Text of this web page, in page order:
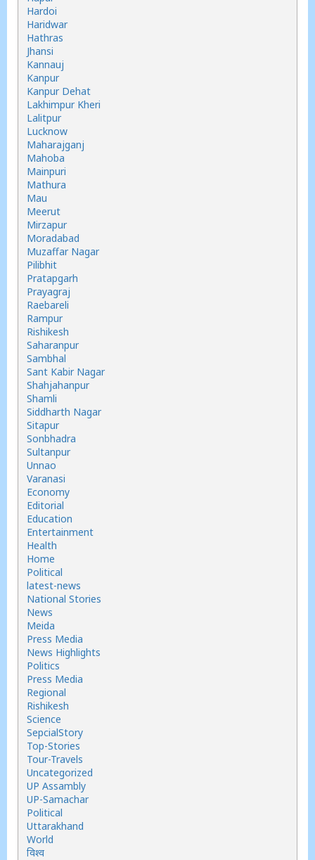
Hardoi
Haridwar
Hathras
Jhansi
Kannauj
Kanpur
Kanpur Dehat
Lakhimpur Kheri
Lalitpur
Lucknow
Maharajganj
Mahoba
Mainpuri
Mathura
Mau
Meerut
Mirzapur
Moradabad
Muzaffar Nagar
Pilibhit
Pratapgarh
Prayagraj
Raebareli
Rampur
Rishikesh
Saharanpur
Sambhal
Sant Kabir Nagar
Shahjahanpur
Shamli
Siddharth Nagar
Sitapur
Sonbhadra
Sultanpur
Unnao
Varanasi
Economy
Editorial
Education
Entertainment
Health
Home
Political
latest-news
National Stories
News
Meida
Press Media
News Highlights
Politics
Press Media
Regional
Rishikesh
Science
SepcialStory
Top-Stories
Tour-Travels
Uncategorized
UP Assambly
UP-Samachar
Political
Uttarakhand
World
विश्व